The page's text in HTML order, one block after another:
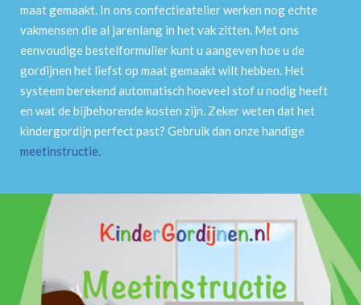
maat gemaakt. In ons confectieatelier werken nog echte
vakmensen die al jarenlang in het vak zitten. Met ons
eenvoudige bestelformulier kunt u aangeven hoe u de
gordijnen het liefst op maat gemaakt wilt hebben. Het
systeem berekend automatisch hoeveel stof u nodig heeft
en wat de bijbehorende kosten zijn. Zeker weten dat het
kindergordijn perfect past? Gebruik dan onze handige
meetinstructie.